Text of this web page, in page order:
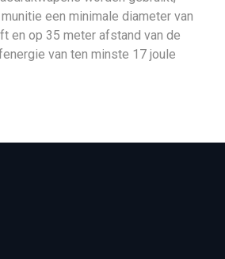
een minimale diameter van
en op 35 meter afstand van de
van ten minste 17 joule